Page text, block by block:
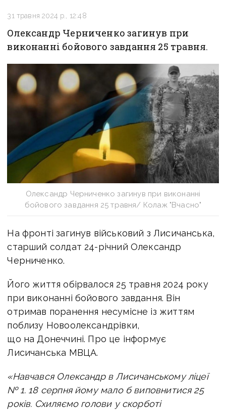
31 травня 2024 р., 12:48
Олександр Черниченко загинув при
виконанні бойового завдання 25 травня.
Олександр Черниченко загинув при виконанні
бойового завдання 25 травня/ Колаж "Вчасно"
На фронті загинув військовий з Лисичанська,
старший солдат 24-річний Олександр
Черниченко.
Його життя обірвалося 25 травня 2024 року
при виконанні бойового завдання. Він
отримав поранення несумісне із життям
поблизу Новоолександрівки,
що на Донеччині. Про це інформує
Лисичанська МВЦА.
«Навчався Олександр в Лисичанському ліцеї
№ 1. 18 серпня йому мало б виповнитися 25
років. Схиляємо голови у скорботі